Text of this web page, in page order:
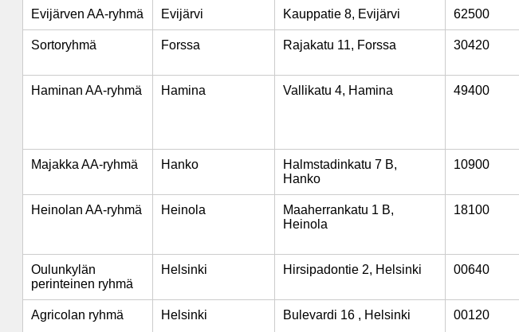
Evijärven AA-ryhmä Evijärvi Kauppatie 8, Evijärvi 62500
Sortoryhmä Forssa Rajakatu 11, Forssa 30420
Haminan AA-ryhmä Hamina Vallikatu 4, Hamina 49400
Majakka AA-ryhmä Hanko
Halmstadinkatu 7 B,
Hanko
10900
Heinolan AA-ryhmä Heinola
Maaherrankatu 1 B,
Heinola
18100
Oulunkylän
perinteinen ryhmä
Helsinki Hirsipadontie 2, Helsinki 00640
Agricolan ryhmä Helsinki Bulevardi 16 , Helsinki 00120